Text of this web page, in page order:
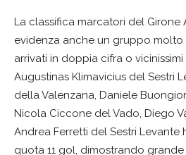
La classifica marcatori del Girone
evidenza anche un gruppo
arrivati in doppia cifra o
Augustinas Klimavicius del Sestri
della Valenzana, Daniele
Nicola Ciccone del Vado, Diego
Andrea Ferretti del Sestri
quota 11 gol, dimostrando